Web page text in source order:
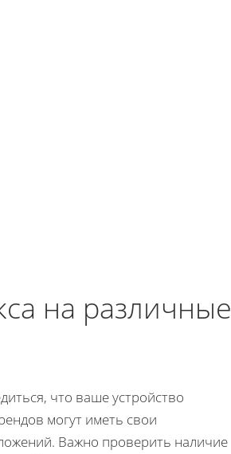
на различные
что ваше устройство
могут иметь свои
Важно проверить наличие